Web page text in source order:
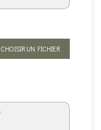
CHOISIR UN FICHIER